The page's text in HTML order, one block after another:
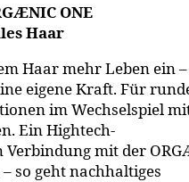
ONE
Haar
Haar mehr Leben ein
eigene Kraft. Für
im Wechselspiel
Ein Hightech-
Verbindung mit der
so geht nachhaltiges